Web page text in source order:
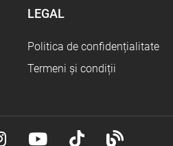
LEGAL
Politica de confidențialitate
Termeni și condiții